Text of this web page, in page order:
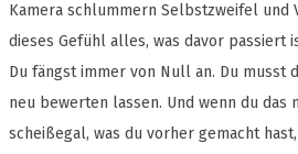
Kamera schlummern Selbstzweifel und
dieses Gefühl alles, was davor passiert
Du fängst immer von Null an. Du musst
neu bewerten lassen. Und wenn du das
scheißegal, was du vorher gemacht